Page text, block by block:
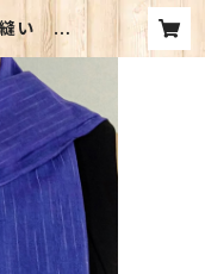
縫い 紫
デシュ